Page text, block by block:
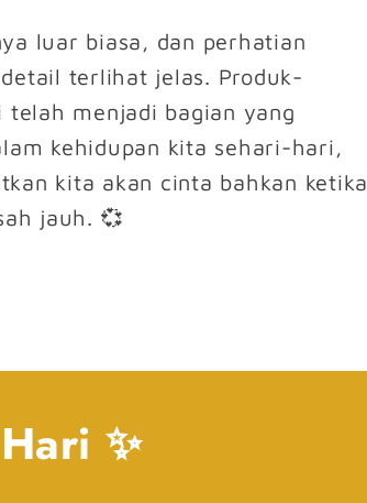
luar biasa, dan perhatian
terlihat jelas. Produk-
telah menjadi bagian yang
kehidupan kita sehari-hari,
kita akan cinta bahkan ketika
jauh. 💞
✨